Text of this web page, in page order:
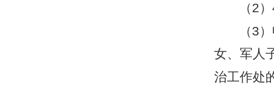
（2）
（3
女、军人
治工作处